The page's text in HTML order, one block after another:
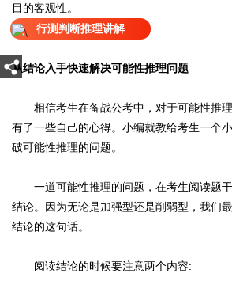
目的客观性。
行测判断推理讲解
从结论入手快速解决可能性推理问题
相信考生在备战公考中，对于可能性推理
有了一些自己的心得。小编就教给考生一
破可能性推理的问题。
一道可能性推理的问题，在考生阅读题干
结论。因为无论是加强型还是削弱型，我们
结论的这句话。
阅读结论的时候要注意两个内容: